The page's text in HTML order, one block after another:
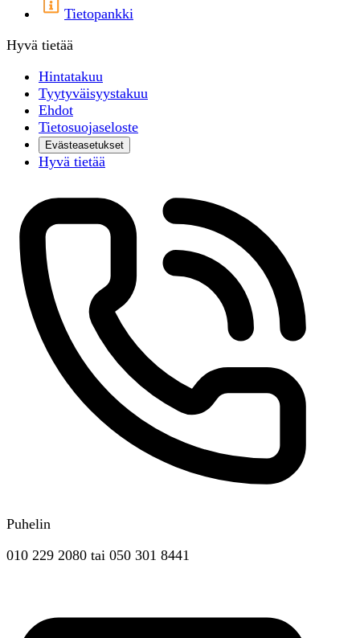
Tietopankki
Hyvä tietää
Hintatakuu
Tyytyväisyystakuu
Ehdot
Tietosuojaseloste
Evästeasetukset
Hyvä tietää
Puhelin
010 229 2080 tai 050 301 8441